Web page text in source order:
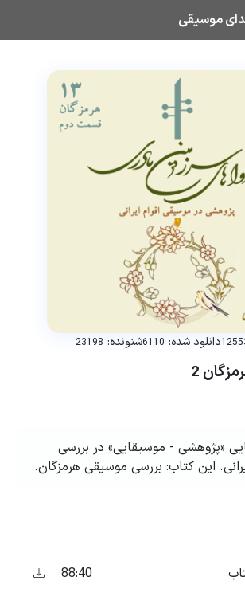
موسیقی
دانلود شده: 6110شنونده: 23198
2
«پژوهشی - موسیقایی» در بررسی
این کتاب: بررسی موسیقی هرمزگان.
88:40